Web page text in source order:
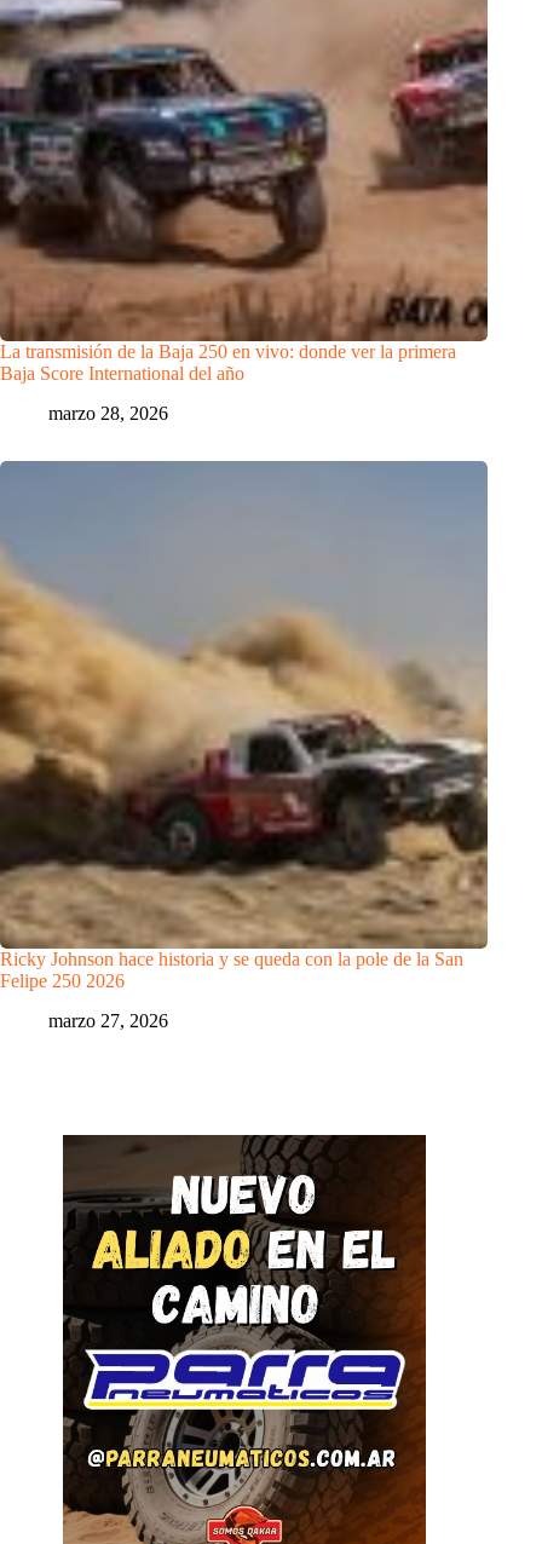
La transmisión de la Baja 250 en vivo: donde ver la primera
Baja Score International del año
marzo 28, 2026
Ricky Johnson hace historia y se queda con la pole de la San
Felipe 250 2026
marzo 27, 2026